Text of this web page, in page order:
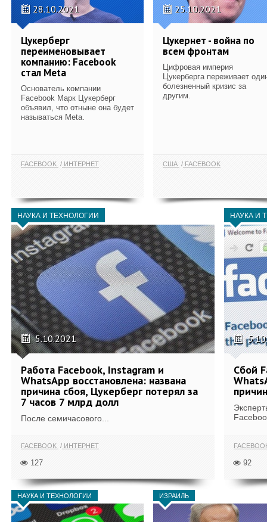
28.10.2021
Цукерберг
переименовывает
компанию: Facebook
стал Meta
Основатель компании
Facebook Марк Цукерберг
объявил, что отныне она будет
называться Meta.
FACEBOOK ИНТЕРНЕТ
25.10.2021
Цукернет - война по
всем фронтам
Цифровая империя
Цукерберга переживает
болезненный кризис за
другим.
США FACEBOOK
НАУКА И ТЕХНОЛОГИИ
5.10.2021
Работа Facebook, Instagram и
WhatsApp восстановлена: названа
причина сбоя, Цукерберг потерял за
7 часов 7 млрд долл
После семичасового...
FACEBOOK ИНТЕРНЕТ
127
НАУКА И
Сбой
92
НАУКА И ТЕХНОЛОГИИ ИЗРАИЛЬ